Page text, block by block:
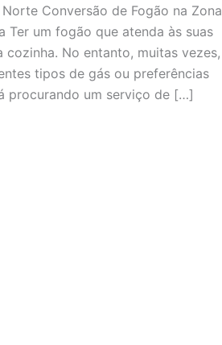
Conversão de Fogão na Zona
Ter um fogão que atenda às suas
No entanto, muitas vezes,
tipos de gás ou preferências
procurando um serviço de […]